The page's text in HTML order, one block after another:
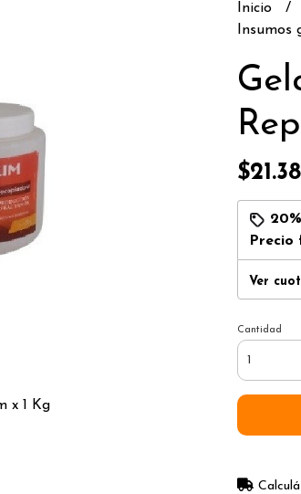
x 1 Kg
Inicio
Insumos
Precio
Ver
Cantidad